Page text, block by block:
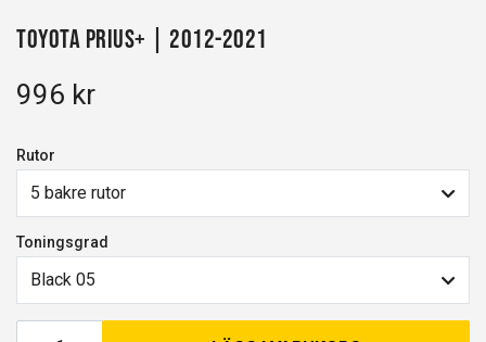
Toyota Prius+ | 2012-2021
996 kr
Rutor
5 bakre rutor
Toningsgrad
Black 05